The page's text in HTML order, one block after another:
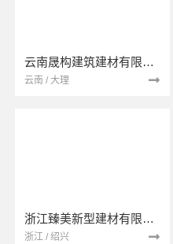
云南晟构建筑建材有限公司
云南 / 大理
浙江臻美新型建材有限公司
浙江 / 绍兴